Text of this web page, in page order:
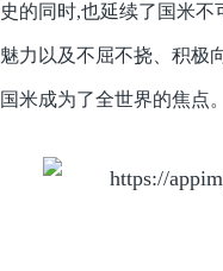
史的同时,也延续了国米不
魅力以及不屈不挠、积极
国米成为了全世界的焦点。